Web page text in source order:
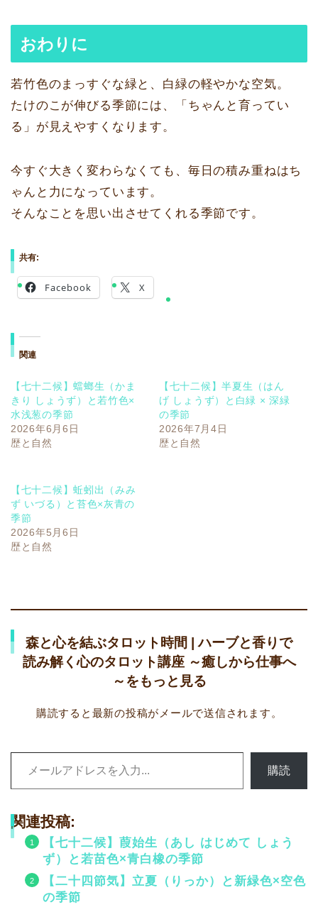
おわりに
若竹色のまっすぐな緑と、白緑の軽やかな空気。
たけのこが伸びる季節には、「ちゃんと育ってい
る」が見えやすくなります。
今すぐ大きく変わらなくても、毎日の積み重ねはち
ゃんと力になっています。
そんなことを思い出させてくれる季節です。
共有:
Facebook X
関連
【七十二候】蟷螂生（かま
きり しょうず）と若竹色×
水浅葱の季節
2026年6月6日
歴と自然
【七十二候】半夏生（はん
げ しょうず）と白緑 × 深緑
の季節
2026年7月4日
歴と自然
【七十二候】蚯蚓出（みみ
ず いづる）と苔色×灰青の
季節
2026年5月6日
歴と自然
森と心を結ぶタロット時間 | ハーブと香りで
読み解く心のタロット講座 ～癒しから仕事へ
～をもっと見る
購読すると最新の投稿がメールで送信されます。
メールアドレスを入力...
購読
関連投稿:
【七十二候】葭始生（あし はじめて しょう
ず）と若苗色×青白橡の季節
【二十四節気】立夏（りっか）と新緑色×空色
の季節